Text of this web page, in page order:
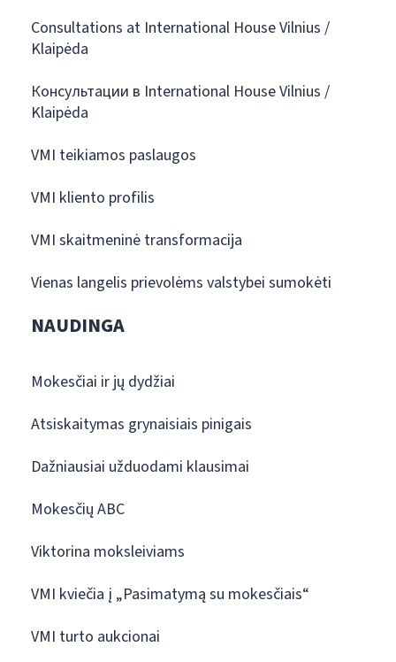
Consultations at International House Vilnius /
Klaipėda
Консультации в International House Vilnius /
Klaipėda
VMI teikiamos paslaugos
VMI kliento profilis
VMI skaitmeninė transformacija
Vienas langelis prievolėms valstybei sumokėti
NAUDINGA
Mokesčiai ir jų dydžiai
Atsiskaitymas grynaisiais pinigais
Dažniausiai užduodami klausimai
Mokesčių ABC
Viktorina moksleiviams
VMI kviečia į „Pasimatymą su mokesčiais“
VMI turto aukcionai